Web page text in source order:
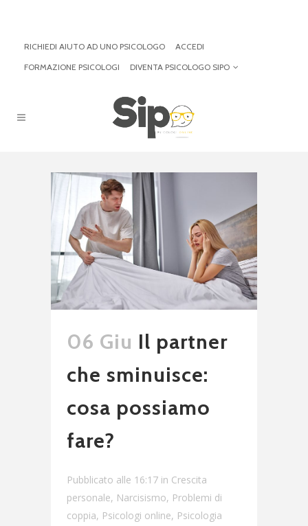
RICHIEDI AIUTO AD UNO PSICOLOGO
ACCEDI
FORMAZIONE PSICOLOGI
DIVENTA PSICOLOGO SIPO
06 Giu Il partner
che sminuisce:
cosa possiamo
fare?
Pubblicato alle 16:17 in Crescita
personale, Narcisismo, Problemi di
coppia, Psicologi online, Psicologia